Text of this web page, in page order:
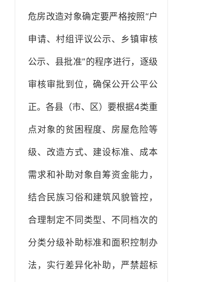
危房改造对象确定要严格按照“户
申请、村组评议公示、乡镇审核
公示、县批准”的程序进行，逐级
审核审批到位，确保公开公平公
正。各县（市、区）要根据4类重
点对象的贫困程度、房屋危险等
级、改造方式、建设标准、成本
需求和补助对象自筹资金能力，
结合民族习俗和建筑风貌管控，
合理制定不同类型、不同档次的
分类分级补助标准和面积控制办
法，实行差异化补助，严禁超标